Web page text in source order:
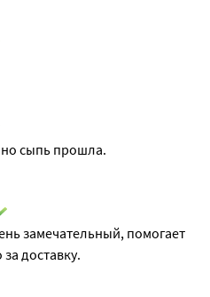
приняли внутрь этот
Вашим близким может
помощь.
сыпь прошла.
замечательный, помогает
доставку.